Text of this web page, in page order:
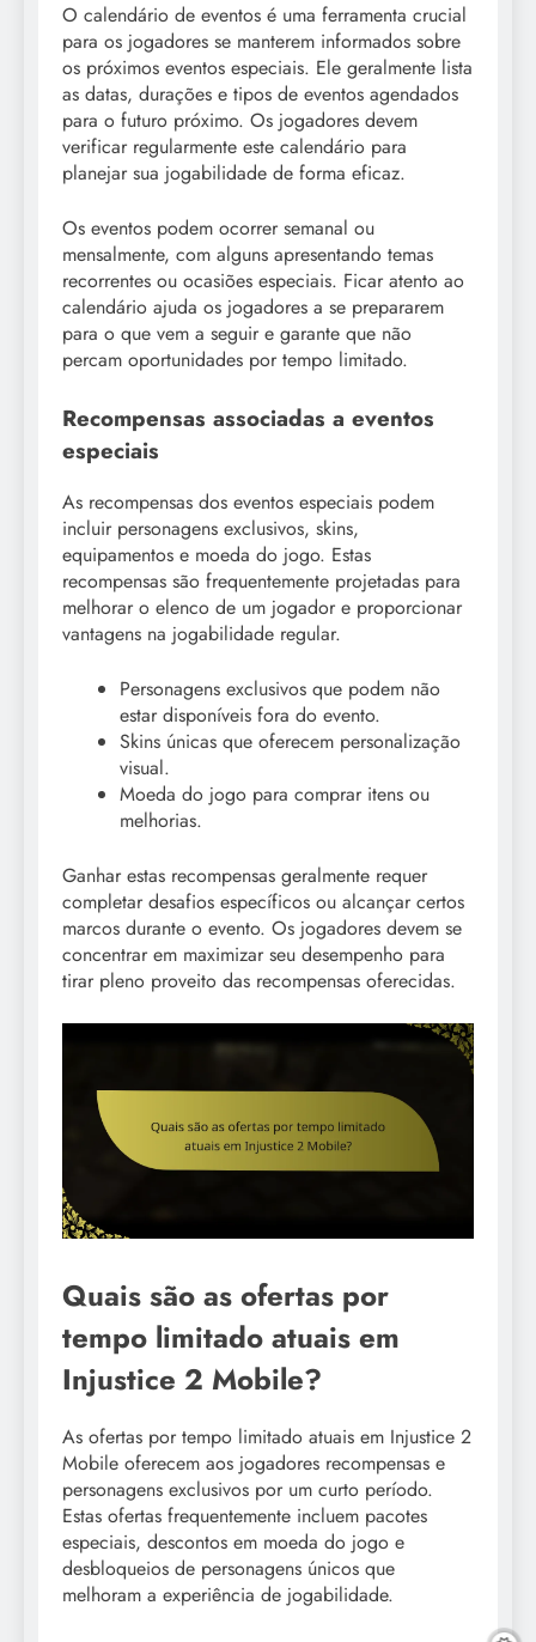
O calendário de eventos é uma ferramenta crucial
para os jogadores se manterem informados sobre
os próximos eventos especiais. Ele geralmente lista
as datas, durações e tipos de eventos agendados
para o futuro próximo. Os jogadores devem
verificar regularmente este calendário para
planejar sua jogabilidade de forma eficaz.
Os eventos podem ocorrer semanal ou
mensalmente, com alguns apresentando temas
recorrentes ou ocasiões especiais. Ficar atento ao
calendário ajuda os jogadores a se prepararem
para o que vem a seguir e garante que não
percam oportunidades por tempo limitado.
Recompensas associadas a eventos
especiais
As recompensas dos eventos especiais podem
incluir personagens exclusivos, skins,
equipamentos e moeda do jogo. Estas
recompensas são frequentemente projetadas para
melhorar o elenco de um jogador e proporcionar
vantagens na jogabilidade regular.
Personagens exclusivos que podem não
estar disponíveis fora do evento.
Skins únicas que oferecem personalização
visual.
Moeda do jogo para comprar itens ou
melhorias.
Ganhar estas recompensas geralmente requer
completar desafios específicos ou alcançar certos
marcos durante o evento. Os jogadores devem se
concentrar em maximizar seu desempenho para
tirar pleno proveito das recompensas oferecidas.
Quais são as ofertas por
tempo limitado atuais em
Injustice 2 Mobile?
As ofertas por tempo limitado atuais em Injustice 2
Mobile oferecem aos jogadores recompensas e
personagens exclusivos por um curto período.
Estas ofertas frequentemente incluem pacotes
especiais, descontos em moeda do jogo e
desbloqueios de personagens únicos que
melhoram a experiência de jogabilidade.